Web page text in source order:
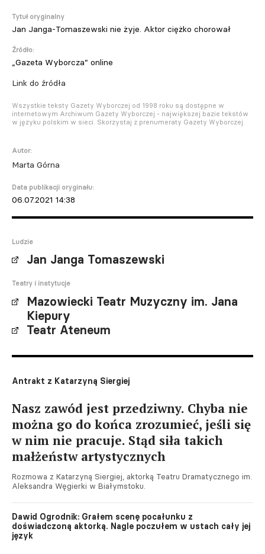
Tytuł oryginalny
Jan Janga-Tomaszewski nie żyje. Aktor ciężko chorował
Źródło:
„Gazeta Wyborcza” online
Link do źródła
Wszystkie teksty Gazety Wyborczej od 1998 roku są dostępne w
internetowym Archiwum Gazety Wyborczej - największej bazie tekstów
w języku polskim w sieci. Skorzystaj z prenumeraty Gazety Wyborczej.
Autor:
Marta Górna
Data publikacji oryginału:
06.07.2021 14:38
Ludzie
Jan Janga Tomaszewski
Teatry i instytucje
Mazowiecki Teatr Muzyczny im. Jana
Kiepury
Teatr Ateneum
Antrakt z Katarzyną Siergiej
Nasz zawód jest przedziwny. Chyba nie
można go do końca zrozumieć, jeśli się
w nim nie pracuje. Stąd siła takich
małżeństw artystycznych
Rozmowa z Katarzyną Siergiej, aktorką Teatru Dramatycznego im.
Aleksandra Węgierki w Białymstoku.
Dawid Ogrodnik: Grałem scenę pocałunku z
doświadczoną aktorką. Nagle poczułem w ustach cały jej
język